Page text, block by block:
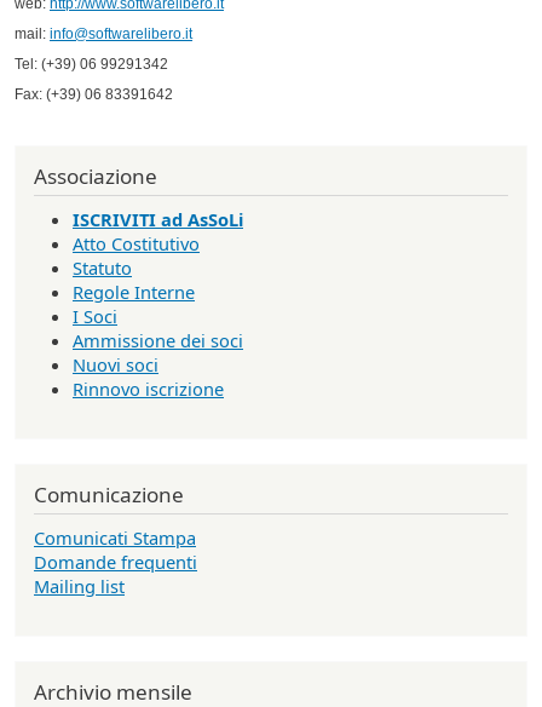
web: http://www.softwarelibero.it
mail: info@softwarelibero.it
Tel: (+39) 06 99291342
Fax: (+39) 06 83391642
Associazione
ISCRIVITI ad AsSoLi
Atto Costitutivo
Statuto
Regole Interne
I Soci
Ammissione dei soci
Nuovi soci
Rinnovo iscrizione
Comunicazione
Comunicati Stampa
Domande frequenti
Mailing list
Archivio mensile